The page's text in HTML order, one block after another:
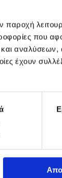
παροχή
που
αναλύσεων,
έχουν
εργασία μας,
σας
σαν να είναι
με τα
για